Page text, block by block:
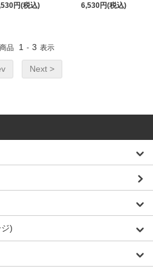
円(税込)
6,530円(税込)
商品 1 - 3 表示
Next >
)